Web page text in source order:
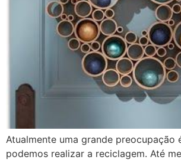
Atualmente uma grande preocupação
podemos realizar a reciclagem. Até